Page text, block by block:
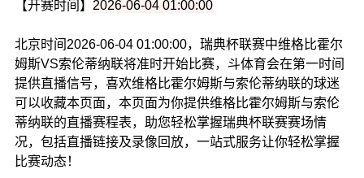
【开赛时间】 2026-06-04 01:00:00
北京时间2026-06-04 01:00:00，瑞典杯联赛中维格比霍尔
姆斯VS索伦蒂纳联将准时开始比赛，斗体育会在第一时间
提供直播信号，喜欢维格比霍尔姆斯与索伦蒂纳联的球迷
可以收藏本页面，本页面为你提供维格比霍尔姆斯与索伦
蒂纳联的直播赛程表，助您轻松掌握瑞典杯联赛赛场情
况，包括直播链接及录像回放，一站式服务让你轻松掌握
比赛动态！